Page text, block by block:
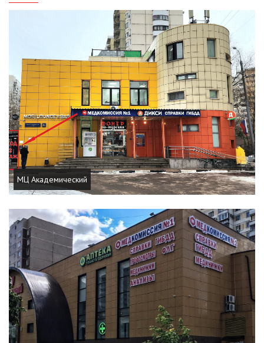
МЦ Академический